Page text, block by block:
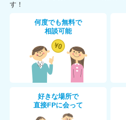
す！
何度でも無料で
相談可能
好きな場所で
直接FPに会って